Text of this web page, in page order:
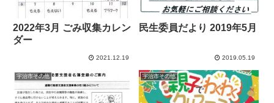
2022年3月 ごみ収集カレン
ダー
2021.12.19
民生委員だより 2019年5月
2019.05.19
宇治市その他 宇治市その他